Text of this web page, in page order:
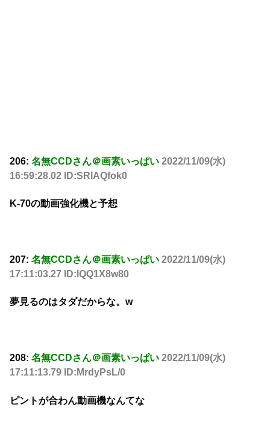
206: 名無CCDさん＠画素いっぱい 2022/11/09(水)
16:59:28.02 ID:SRlAQfok0
K-70の動画強化機と予想
207: 名無CCDさん＠画素いっぱい 2022/11/09(水)
17:11:03.27 ID:lQQ1X8w80
夢見るのはタダだからな。w
208: 名無CCDさん＠画素いっぱい 2022/11/09(水)
17:11:13.79 ID:MrdyPsL/0
ピントが合わん動画機なんてな